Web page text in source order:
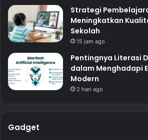
Strategi
Meningkatkan
Sekolah
15 jam ago
Pentingnya Literasi
dalam Menghadapi
Modern
2 hari ago
Gadget